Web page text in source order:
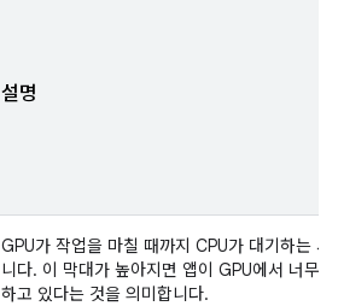
설명
GPU가 작업을 마칠 때까지 CPU가 대기하는 시
니다. 이 막대가 높아지면 앱이 GPU에서 너무
하고 있다는 것을 의미합니다.